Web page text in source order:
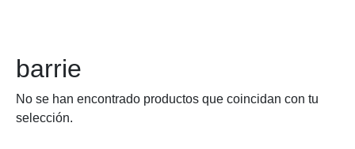
barrie
No se han encontrado productos que coincidan con tu
selección.